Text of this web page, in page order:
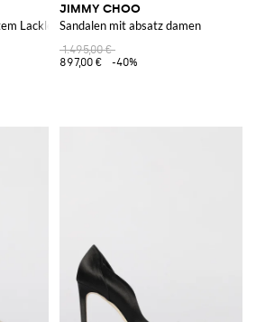
Lackleder
JIMMY CHOO
Sandalen mit absatz damen
1.495,00 €
897,00 €
-40%